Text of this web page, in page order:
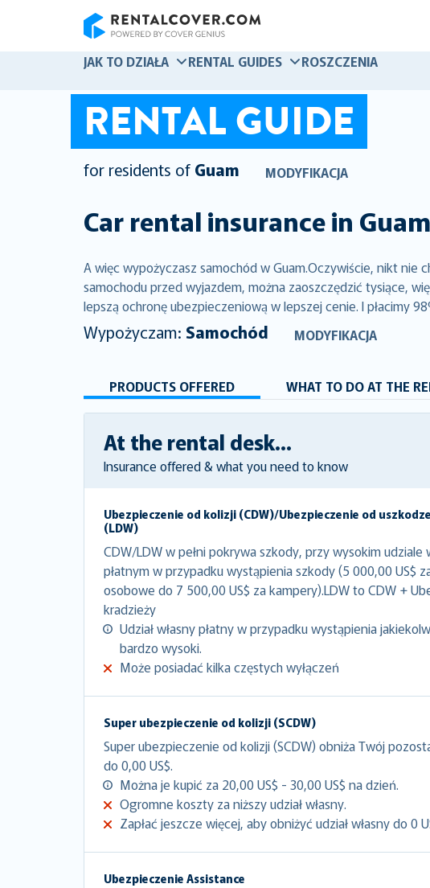
JAK TO DZIAŁA
RENTAL GUIDES ROSZCZENIA
RENTAL GUIDE
for residents of Guam MODYFIKACJA
Car rental insurance in Guam
A więc wypożyczasz samochód w Guam.Oczywiście, nikt nie
samochodu przed wyjazdem, można zaoszczędzić tysiące,
lepszą ochronę ubezpieczeniową w lepszej cenie. I płacimy
Wypożyczam: Samochód MODYFIKACJA
PRODUCTS OFFERED WHAT TO DO AT THE
At the rental desk...
Insurance offered & what you need to know
Ubezpieczenie od kolizji (CDW)/Ubezpieczenie od
(LDW)
CDW/LDW w pełni pokrywa szkody, przy wysokim udziale
płatnym w przypadku wystąpienia szkody (5 000,00 US$
osobowe do 7 500,00 US$ za kampery).LDW to CDW +
kradzieży
Udział własny płatny w przypadku wystąpienia
bardzo wysoki.
Może posiadać kilka częstych wyłączeń
Super ubezpieczenie od kolizji (SCDW)
Super ubezpieczenie od kolizji (SCDW) obniża Twój
do 0,00 US$.
Można je kupić za 20,00 US$ - 30,00 US$ na dzień.
Ogromne koszty za niższy udział własny.
Zapłać jeszcze więcej, aby obniżyć udział własny do 0
Ubezpieczenie Assistance